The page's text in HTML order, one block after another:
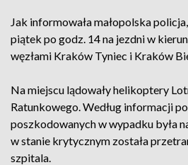
Jak informowała małopolska
piątek po godz. 14 na jezdni w
węzłami Kraków Tyniec i Kraków
Na miejscu lądowały helikoptery
Ratunkowego. Według informacji
poszkodowanych w wypadku była
w stanie krytycznym została
szpitala.